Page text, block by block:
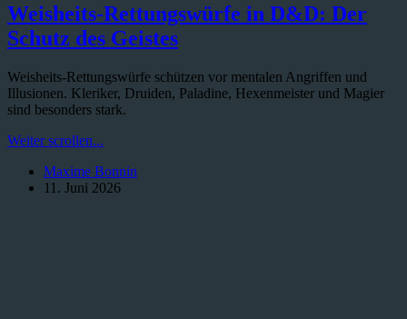
Weisheits-Rettungswürfe in D&D: Der
Schutz des Geistes
Weisheits-Rettungswürfe schützen vor mentalen Angriffen und
Illusionen. Kleriker, Druiden, Paladine, Hexenmeister und Magier
sind besonders stark.
Weiter scrollen...
in
D&D:
Maxime Bonnin
11. Juni 2026